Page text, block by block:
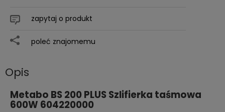
zapytaj o produkt
poleć znajomemu
Opis
Metabo BS 200 PLUS Szlifierka taśmowa
600W 604220000